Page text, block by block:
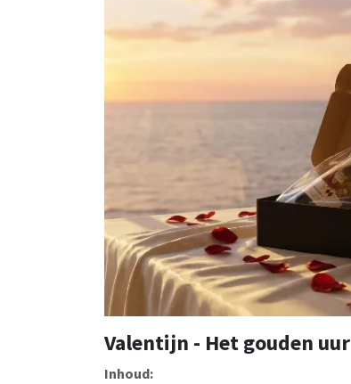
Valentijn - Het gouden uur
Inhoud: